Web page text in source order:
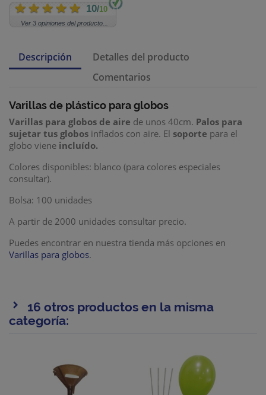
10/10
Ver 3 opiniones del producto...
Descripción
Detalles del producto
Comentarios
Varillas de plástico para globos
Varillas para globos de aire de unos 40cm. Palos para
sujetar tus globos inflados con aire. El soporte para el
globo viene incluído.
Colores disponibles: blanco (para colores especiales
consultar).
Bolsa: 100 unidades
A partir de 2000 unidades consultar precio.
Puedes encontrar en nuestra tienda más opciones en
Varillas para globos.
16 otros productos en la misma
categoría: